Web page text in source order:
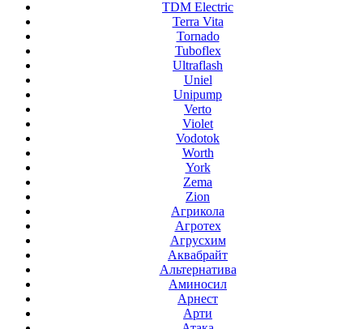
TDM Electric
Terra Vita
Tornado
Tuboflex
Ultraflash
Uniel
Unipump
Verto
Violet
Vodotok
Worth
York
Zema
Zion
Агрикола
Агротех
Агрусхим
Аквабрайт
Альтернатива
Аминосил
Арнест
Арти